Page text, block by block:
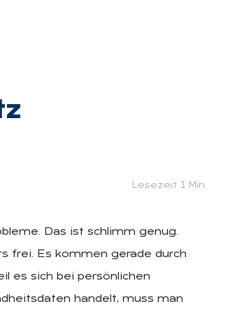
Lesezeit 1 Min.
Das ist schlimm genug.
frei. Es kommen gerade durch
es sich bei persönlichen
handelt, muss man